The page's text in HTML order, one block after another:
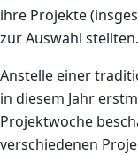
ihre Projekte
zur Auswahl stellten.
Anstelle einer
in diesem Jahr
Projektwoche
verschiedenen